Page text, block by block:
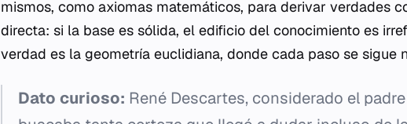
mismos, como axiomas matemáticos, para derivar verdades
directa: si la base es sólida, el edificio del conocimiento es
verdad es la geometría euclidiana, donde cada paso se sigue
Dato curioso: René Descartes, considerado el